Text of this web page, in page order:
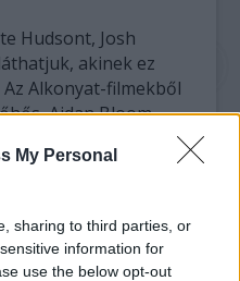
My Personal
sharing to third parties, or
information for
use the below opt-out
Hudsont, Josh
akinek ez
Alkonyat-filmekből
Aidan Bloom